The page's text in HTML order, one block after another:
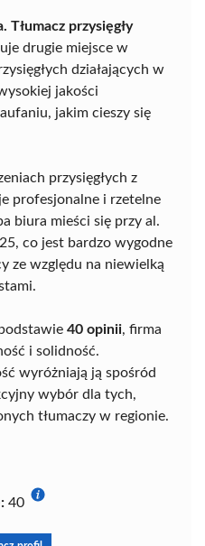
Tłumacz przysięgły
drugie miejsce w
działających w
jakości
jakim cieszy się
przysięgłych z
profesjonalne i rzetelne
biura mieści się przy al.
co jest bardzo wygodne
ze względu na niewielką
40 opinii, firma
i solidność.
wyróżniają ją spośród
wybór dla tych,
tłumaczy w regionie.
40